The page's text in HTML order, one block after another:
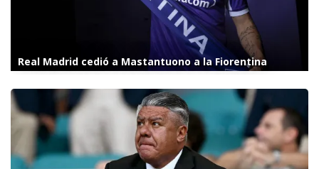
Real Madrid cedió a Mastantuono a la Fiorentina